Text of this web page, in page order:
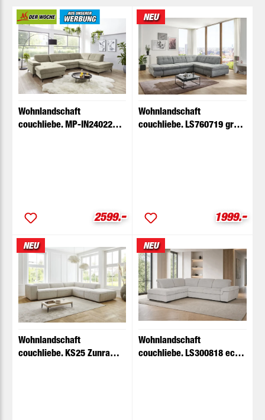
Wohnlandschaft
couchliebe. MP-IN24022
Verkaufspreis:
2599.-
NEU
Wohnlandschaft
couchliebe. LS760719 grau
1999.-
NEU
Wohnlandschaft
couchliebe. KS25 Zunra
NEU
Wohnlandschaft
couchliebe. LS300818 ecru